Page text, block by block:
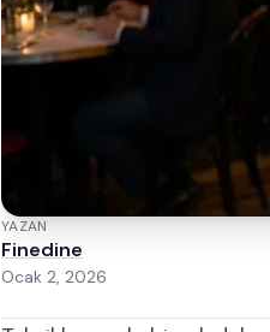
YAZAN
Finedine
Ocak 2, 2026